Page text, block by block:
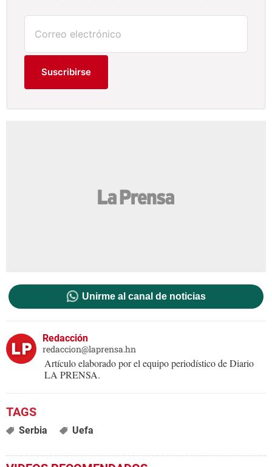
Suscribirse
Unirme al canal de noticias
Redacción
redaccion@laprensa.hn
Artículo elaborado por el equipo periodístico de Diario
LA PRENSA.
Serbia Uefa